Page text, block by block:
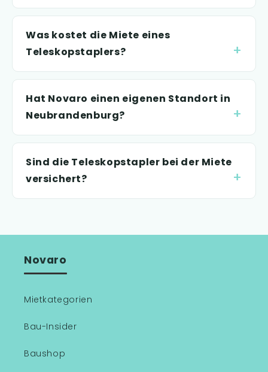
Was kostet die Miete eines
Teleskopstaplers?
Hat Novaro einen eigenen Standort in
Neubrandenburg?
Sind die Teleskopstapler bei der Miete
versichert?
Novaro
Mietkategorien
Bau-Insider
Baushop